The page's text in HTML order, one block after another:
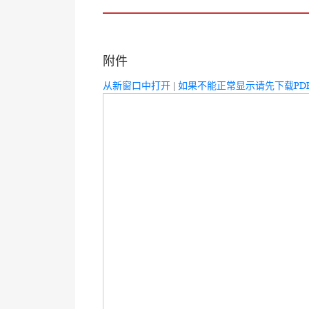
附件
从新窗口中打开 | 如果不能正常显示请先下载